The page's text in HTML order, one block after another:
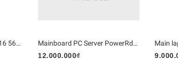
Main laptop Dell inspiron 16 5640 Core 7 150U LA-N562P / LA-N563P | DDR5 Bo mạch chủ Zin [Chính Hãng]
Mainboard PC Server PowerRdge T440 hỗ trợ CPU kép LGA3647, 16 khe cắm RAM | DDR4 Bo mạch chủ Zin [Chính Hãng]
12.000.000₫